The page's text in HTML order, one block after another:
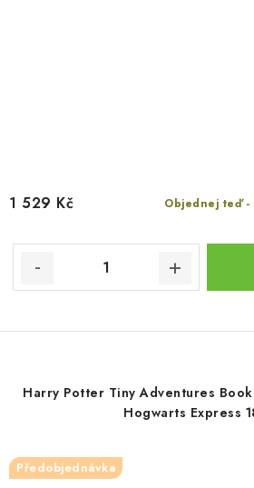
Objednej teď
1 529 Kč
Harry Potter Tiny Adventures
Hogwarts Express
Předobjednávka